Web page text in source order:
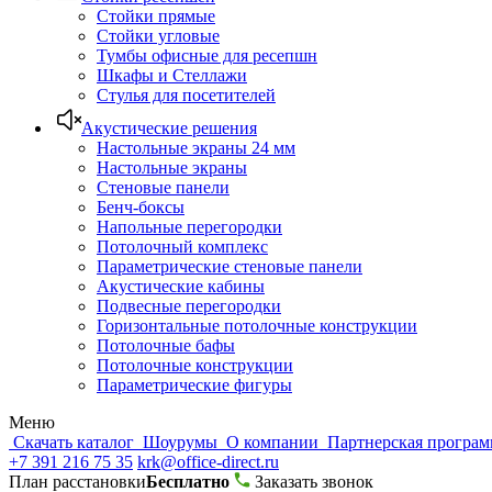
Стойки прямые
Стойки угловые
Тумбы офисные для ресепшн
Шкафы и Стеллажи
Стулья для посетителей
Акустические решения
Настольные экраны 24 мм
Настольные экраны
Стеновые панели
Бенч-боксы
Напольные перегородки
Потолочный комплекс
Параметрические стеновые панели
Акустические кабины
Подвесные перегородки
Горизонтальные потолочные конструкции
Потолочные бафы
Потолочные конструкции
Параметрические фигуры
Меню
Скачать каталог Шоурумы О компании Партнерская
+7 391 216 75 35 krk@office-direct.ru
План расстановкиБесплатно
Заказать звонок